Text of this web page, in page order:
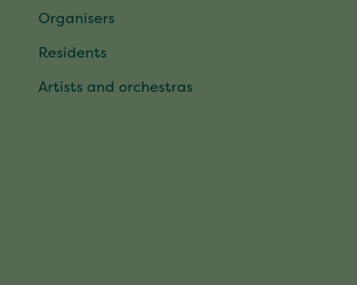
Organisers
Residents
Artists and orchestras